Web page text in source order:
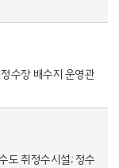
수장 배수지 운영관
도 취정수시설; 정수